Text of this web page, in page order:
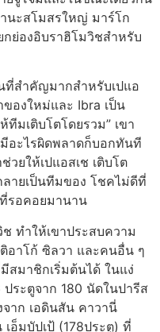
นะสโมสรใหญ่ มาร์โก
ย่องอิบราฮิโมวิชสำหรับ
ที่สำคัญมากสำหรับเปแอ
ของใหม่และ Ibra เป็น
มเติบโตโดยรวม” เขา
อะไรผิดพลาดก็บอกทันที
วยให้เปแอสเช เติบโต
ายเป็นทีมของ โชคไม่ดีที่
รอคอยมานาน
ทำให้เขาประสบความ
ติอาโก้ ซิลวา และคนอื่น ๆ
สมาชิกเริ่มต้นได้ ในแง่
ระตูจาก 180 นัดในปารีส
าก เอดินสัน คาวานี่
อ็มบัปเป้ (178ประตู) ที่